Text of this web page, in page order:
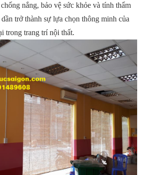
nắng, bảo vệ sức khỏe và tính thẩm
trở thành sự lựa chọn thông minh của
trong trang trí nội thất.